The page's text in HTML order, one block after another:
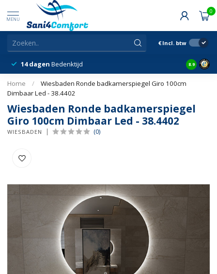
MENU
0
€ Incl. btw
14 dagen Bedenktijd Snelle
8.9
Home /
Wiesbaden Ronde badkamerspiegel Giro 100cm
Dimbaar Led - 38.4402
Wiesbaden Ronde badkamerspiegel
Giro 100cm Dimbaar Led - 38.4402
WIESBADEN (0)